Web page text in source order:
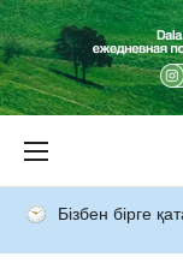
Бізбен бірге